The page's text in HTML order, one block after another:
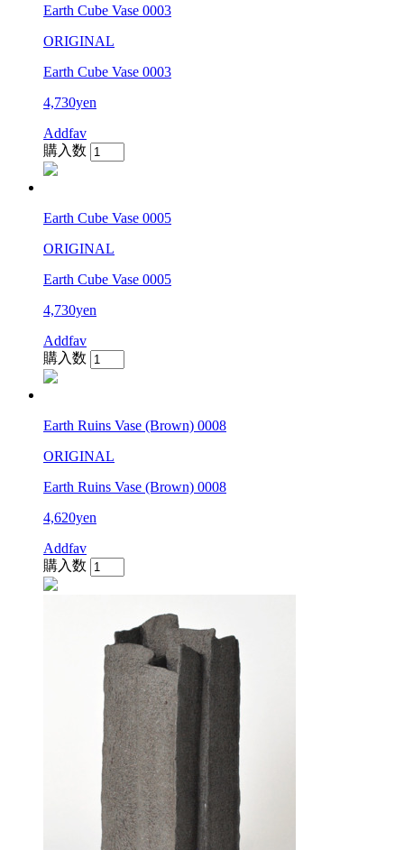
Earth Cube Vase 0003
ORIGINAL
Earth Cube Vase 0003
4,730yen
Addfav
購入数
Earth Cube Vase 0005
ORIGINAL
Earth Cube Vase 0005
4,730yen
Addfav
購入数
Earth Ruins Vase (Brown) 0008
ORIGINAL
Earth Ruins Vase (Brown) 0008
4,620yen
Addfav
購入数